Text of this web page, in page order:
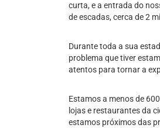
curta, e a entrada do
de escadas, cerca de 2
Durante toda a sua
problema que tiver
atentos para tornar a
Estamos a menos de
lojas e restaurantes da
estamos próximos das